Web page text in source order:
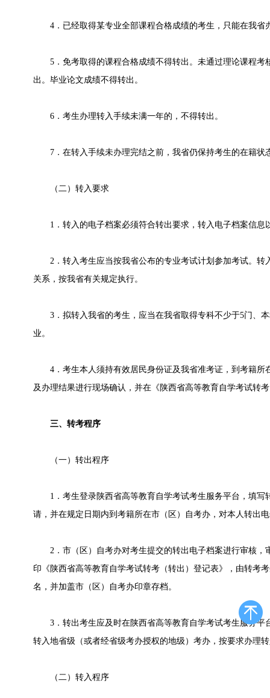
4．已经取得某专业全部课程合格成绩的考生，只能在我省
5．免考取得的课程合格成绩不得转出。未通过理论课程考
出。毕业论文成绩不得转出。
6．考生办理转入手续未满一年的，不得转出。
7．在转入手续未办理完结之前，我省仍保持考生的在籍状
（二）转入要求
1．转入的电子档案必须符合转出要求，转入电子档案信息
2．转入考生应当按我省公布的专业考试计划参加考试。转
关系，按我省有关规定执行。
3．拟转入我省的考生，应当在我省取得专科不少于5门、本
业。
4．考生本人须持有效居民身份证及我省准考证，到考籍所
及办理结果进行现场确认，并在《陕西省高等教育自学考试转
三、转考程序
（一）转出程序
1．考生登录陕西省高等教育自学考试考生服务平台，填写
请，并在规定日期内到考籍所在市（区）自考办，对本人转出
2．市（区）自考办对考生提交的转出电子档案进行审核，
印《陕西省高等教育自学考试转考（转出）登记表》，由转考
名，并加盖市（区）自考办印章存档。
3．转出考生应及时在陕西省高等教育自学考试考生服务平
转入地省级（或者经省级考办授权的地级）考办，按要求办理
（二）转入程序